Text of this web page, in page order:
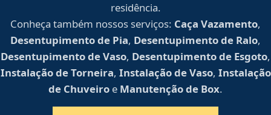
residência.
Conheça também nossos serviços: Caça Vazamento,
Desentupimento de Pia, Desentupimento de Ralo,
Desentupimento de Vaso, Desentupimento de Esgoto,
Instalação de Torneira, Instalação de Vaso, Instalação
de Chuveiro e Manutenção de Box.